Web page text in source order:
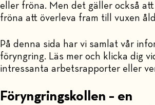
eller fröna. Men det gäller också
fröna att överleva fram till vuxen
På denna sida har vi samlat vår
föryngring. Läs mer och klicka dig
intressanta arbetsrapporter eller
Föryngringskollen – en